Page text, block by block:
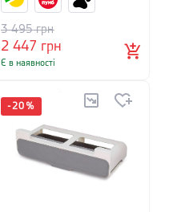
2 447 грн
3 495грн
Є в наявності
-20 %